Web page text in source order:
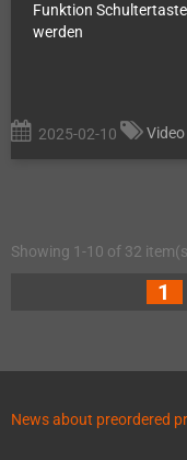
Funktion
werden
2025-02-10
Showing 1-10 of 32
1
News about preordered